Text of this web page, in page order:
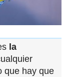
la
que hay que